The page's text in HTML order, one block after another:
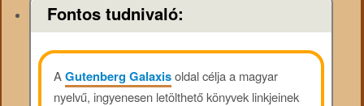
Fontos tudnivaló:
AGutenberg Galaxisoldal célja a magyar
nyelvű, ingyenesen letölthető könyvek linkjeinek